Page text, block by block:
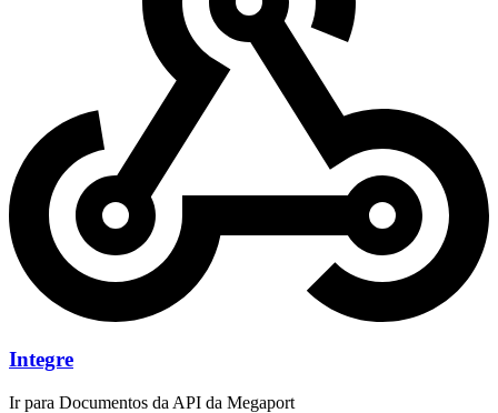
Integre
Ir para Documentos da API da Megaport